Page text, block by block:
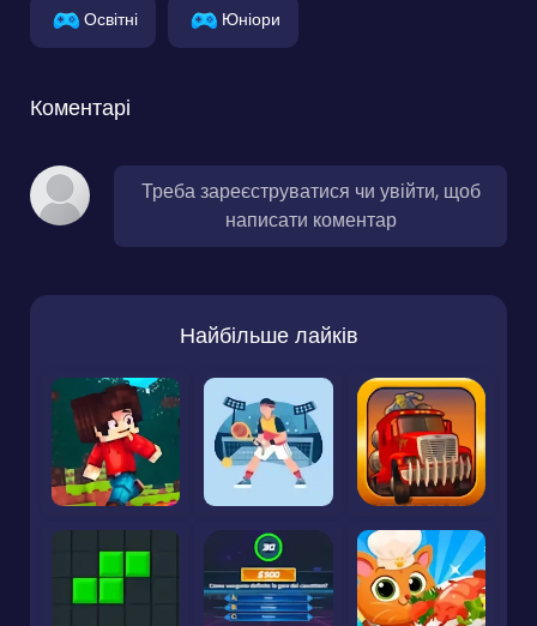
Освітні Юніори
Коментарі
Треба зареєструватися чи увійти, щоб
написати коментар
Найбільше лайків